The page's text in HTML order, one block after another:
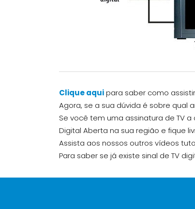
Clique aquipara saber como assistir
Agora, se a sua dúvida é sobre qual
Se você tem uma assinatura de TV
Digital Aberta na sua região e fique
Assista aos nossos outros vídeos
Para saber se já existe sinal de TV